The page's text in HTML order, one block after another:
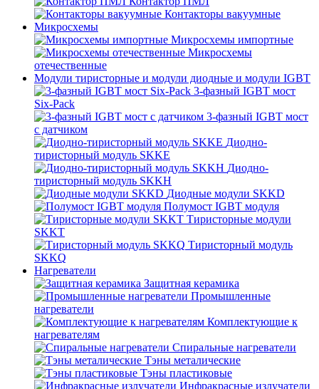
Контакторы вакуумные
Микросхемы
Микросхемы импортные
Микросхемы
отечественные
Модули тиристорные и модули диодные и модули IGBT
3-фазный IGBT мост
Six-Pack
3-фазный IGBT мост
с датчиком
Диодно-
тиристорный модуль SKKE
Диодно-
тиристорный модуль SKKH
Диодные модули SKKD
Полумост IGBT модуля
Тиристорные модули
SKKT
Тиристорный модуль
SKKQ
Нагреватели
Защитная керамика
Промышленные
нагреватели
Комплектующие к
нагревателям
Спиральные нагреватели
Тэны металические
Тэны пластиковые
Инфракрасные излучатели